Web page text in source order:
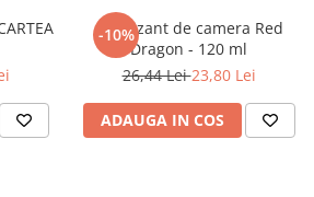
-10%
Odorizant de camera Red
Dragon - 120 ml
26,44 Lei23,80 Lei
ADAUGA IN COS